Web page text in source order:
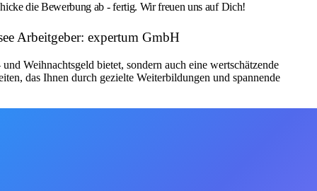
die Bewerbung ab - fertig. Wir freuen uns auf Dich!
Arbeitgeber: expertum GmbH
Weihnachtsgeld bietet, sondern auch eine wertschätzende
das Ihnen durch gezielte Weiterbildungen und spannende